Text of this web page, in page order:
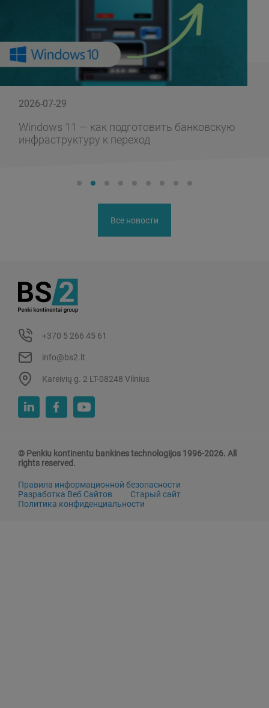
2026-07-29
Windows 11 — как подготовить банковскую
инфраструктуру к переход
Все новости
+370 5 266 45 61
info@bs2.lt
Kareivių g. 2 LT-08248 Vilnius
© Penkiu kontinentu bankines technologijos 1996-2026. All
rights reserved.
Правила информационной безопасности
Разработка Веб Сайтов
Старый сайт
Политика конфиденциальности